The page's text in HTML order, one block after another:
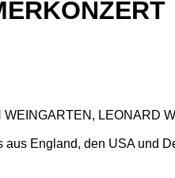
LEONARD
England, den USA und